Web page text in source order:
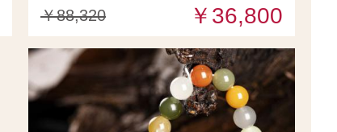
￥88,320 ￥36,800